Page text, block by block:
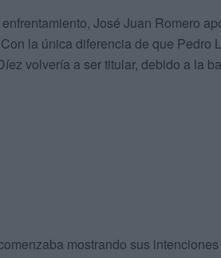
José Juan Romero
la única diferencia de que
volvería a ser titular, debido a la
mostrando sus